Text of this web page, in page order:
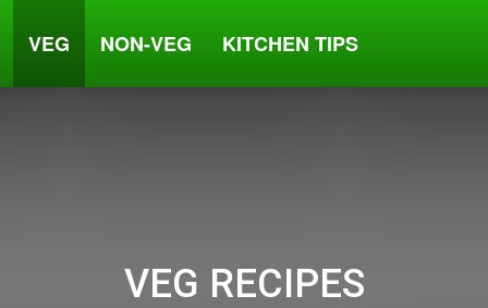
VEG NON-VEG KITCHEN TIPS
VEG RECIPES